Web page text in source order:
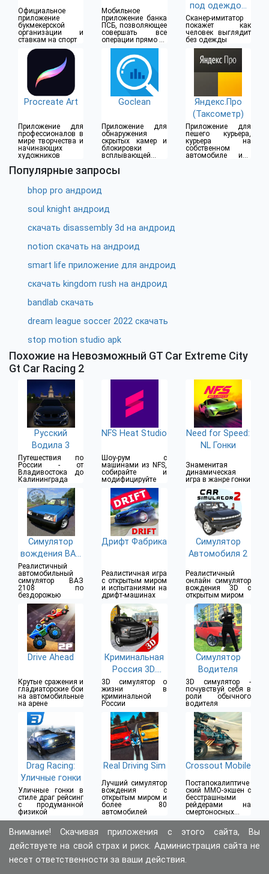
Официальное
приложение
букмекерской
организации и
ставкам на спорт
Мобильное
приложение банка
ПСБ, позволяющее
совершать все
операции прямо из
дома
под одеждой
(18+)
Сканер-имитатор
покажет как
человек выглядит
без одежды
Procreate Art
Приложение для
профессионалов в
мире творчества и
начинающих
художников
Goclean
Приложение для
обнаружения
скрытых камер и
блокировки
всплывающей
Яндекс.Про
(Таксометр)
Приложение для
пешего курьера,
курьера на
собственном
автомобиле или
Популярные запросы
bhop pro андроид
soul knight андроид
скачать disassembly 3d на андроид
notion скачать на андроид
smart life приложение для андроид
скачать kingdom rush на андроид
bandlab скачать
dream league soccer 2022 скачать
stop motion studio apk
Похожие на Невозможный GT Car Extreme City
Gt Car Racing 2
Русский
Водила 3
Путешествия по
России - от
Владивостока до
Калининграда
NFS Heat Studio
Шоу-рум с
машинами из NFS,
собирайте и
модифицируйте
Need for Speed:
NL Гонки
Знаменитая
динамическая
игра в жанре гонки
Симулятор
вождения ВАЗ
2108 SE
Реалистичный
автомобильный
симулятор ВАЗ
2108 по
бездорожью
Дрифт Фабрика
Реалистичная игра
с открытым миром
и испытаниями на
дрифт-машинах
Симулятор
Автомобиля 2
Реалистичный
онлайн симулятор
вождения 3D с
открытым миром
Drive Ahead
Крутые сражения и
гладиаторские бои
на автомобильные
на арене
Криминальная
Россия 3D.
Борис
3D симулятор о
жизни в
криминальной
России
Симулятор
Водителя
3D симулятор -
почувствуй себя в
роли обычного
водителя
Drag Racing:
Уличные гонки
Уличные гонки в
стиле драг рейсинг
с продуманной
физикой
Real Driving Sim
Лучший симулятор
вождения с
открытым миром и
более 80
автомобилей
Crossout Mobile
Постапокалиптиче
ский MMO-экшен с
бесстрашными
рейдерами на
смертоносных
бронемобилях
Внимание! Скачивая приложения с этого сайта, Вы
действуете на свой страх и риск. Администрация сайта не
несет ответственности за ваши действия.